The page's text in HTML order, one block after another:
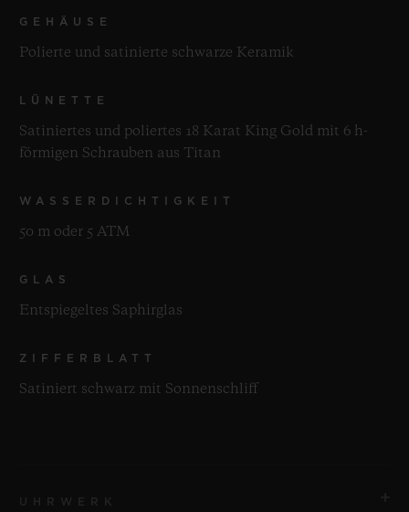
GEHÄUSE
Polierte und satinierte schwarze Keramik
LÜNETTE
Satiniertes und poliertes 18 Karat King Gold mit 6 h-
förmigen Schrauben aus Titan
WASSERDICHTIGKEIT
50 m oder 5 ATM
GLAS
Entspiegeltes Saphirglas
ZIFFERBLATT
Satiniert schwarz mit Sonnenschliff